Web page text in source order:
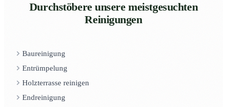
Durchstöbere unsere meistgesuchten
Reinigungen
Baureinigung
Entrümpelung
Holzterrasse reinigen
Endreinigung